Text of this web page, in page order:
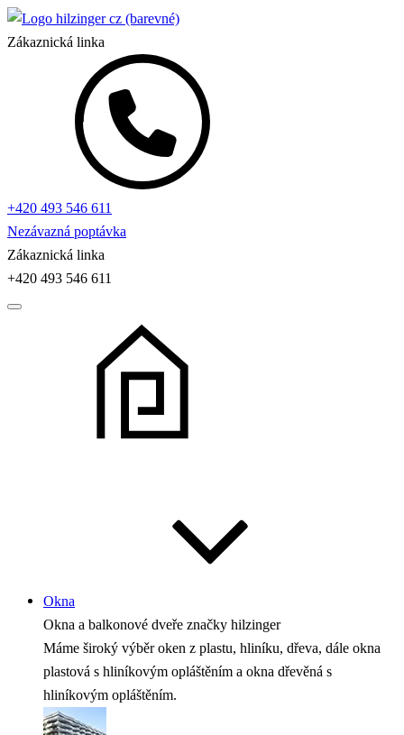
Zákaznická linka
+420 493 546 611
Nezávazná poptávka
Zákaznická linka
+420 493 546 611
Okna
Okna a balkonové dveře značky hilzinger
Máme široký výběr oken z plastu, hliníku, dřeva, dále okna
plastová s hliníkovým opláštěním a okna dřevěná s
hliníkovým opláštěním.